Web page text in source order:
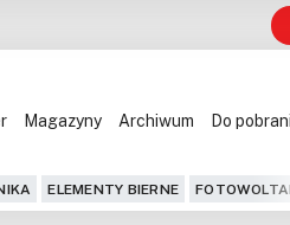
Magazyny Archiwum Do
ELEMENTY BIERNE
Blog